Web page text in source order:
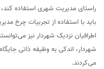
راستای مدیریت شهری استفاده
باید با استفاده از تجربیات چرخ
اطرافیان نزدیک شهردار نیز
شهردار، اندکی به وظیفه ذاتی
می‌کردند.